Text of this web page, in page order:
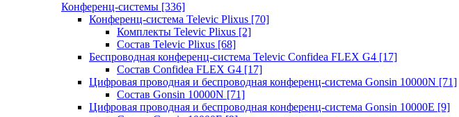
Конференц-системы [336]
Конференц-система Televic Plixus [70]
Комплекты Televic Plixus [2]
Состав Televic Plixus [68]
Беспроводная конференц-система Televic Confidea FLEX G4 [17]
Состав Confidea FLEX G4 [17]
Цифровая проводная и беспроводная конференц-система Gonsin 10000N [71]
Состав Gonsin 10000N [71]
Цифровая проводная и беспроводная конференц-система Gonsin 10000E [9]